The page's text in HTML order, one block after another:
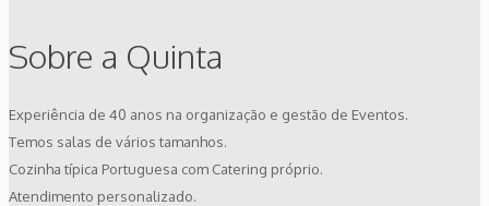
Sobre a Quinta
Experiência de 40 anos na organização e gestão de Eventos.
Temos salas de vários tamanhos.
Cozinha típica Portuguesa com Catering próprio.
Atendimento personalizado.